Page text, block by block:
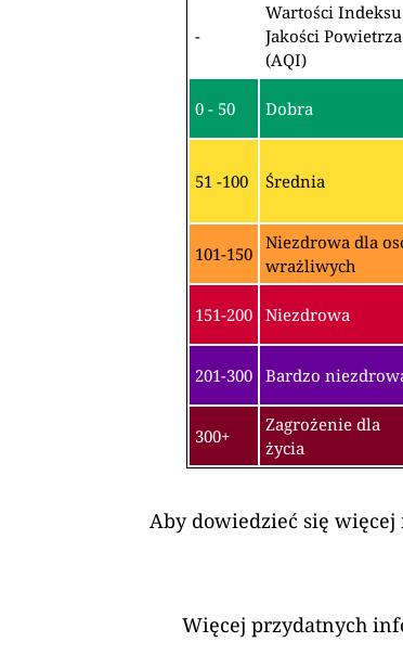
-
Wartości Indeksu
Jakości Powietrza
(AQI)
0 - 50 Dobra
51 -100 Średnia
101-150
Niezdrowa dla
wrażliwych
151-200 Niezdrowa
201-300 Bardzo
300+
Zagrożenie dla
życia
Aby dowiedzieć się
Więcej przydatnych